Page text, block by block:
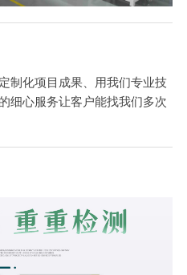
制化项目成果、用我们专业技
细心服务让客户能找我们多次